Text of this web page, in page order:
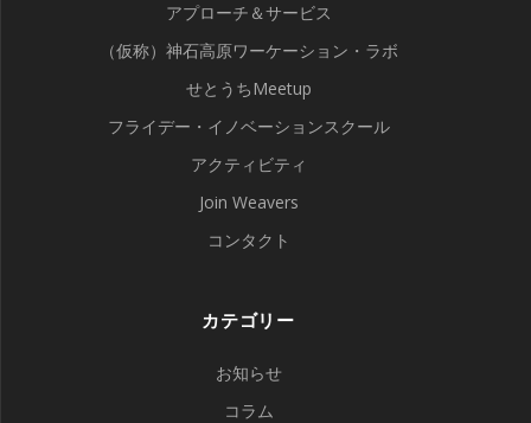
アプローチ＆サービス
（仮称）神石高原ワーケーション・ラボ
せとうちMeetup
フライデー・イノベーションスクール
アクティビティ
Join Weavers
コンタクト
カテゴリー
お知らせ
コラム